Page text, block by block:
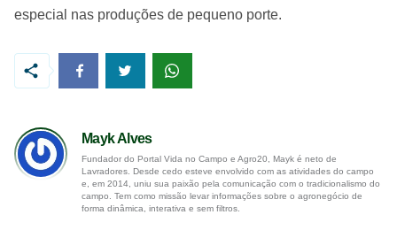
especial nas produções de pequeno porte.
Mayk Alves
Fundador do Portal Vida no Campo e Agro20, Mayk é neto de
Lavradores. Desde cedo esteve envolvido com as atividades do campo
e, em 2014, uniu sua paixão pela comunicação com o tradicionalismo do
campo. Tem como missão levar informações sobre o agronegócio de
forma dinâmica, interativa e sem filtros.